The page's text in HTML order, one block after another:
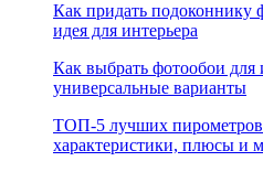
Как придать
идея для интерьера
Как выбрать фотообои для
универсальные варианты
ТОП-5 лучших пирометров
характеристики, плюсы и